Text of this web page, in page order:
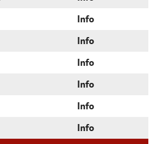
Info
Info
Info
Info
Info
Info